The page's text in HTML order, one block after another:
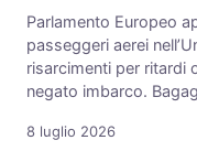
Parlamento Europeo
passeggeri aerei
risarcimenti per ritardi
negato imbarco.
8 luglio 2026